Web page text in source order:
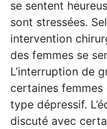
se sentent
sont stressées.
intervention
des femmes se
L’interruption de
certaines
type dépressif.
discuté avec